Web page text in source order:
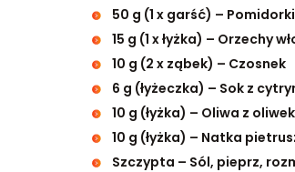
50 g (1 x garść) –
15 g (1 x łyżka) – Orzechy
10 g (2 x ząbek) – Czosnek
6 g (łyżeczka) – Sok z
10 g (łyżka) – Oliwa z oliwek
10 g (łyżka) – Natka
Szczypta – Sól, pieprz,